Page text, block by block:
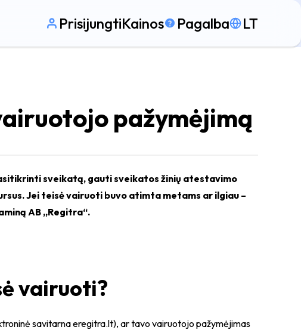
PrisijungtiKainos Pagalba LT
pažymėjimą
sveikatą, gauti sveikatos žinių atestavimo
Jei teisė vairuoti buvo atimta metams ar ilgiau –
AB „Regitra“.
vairuoti?
savitarna eregitra.lt), ar tavo vairuotojo pažymėjimas